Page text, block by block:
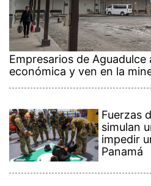
Empresarios de
económica y ven en la
Fuerzas
simulan
impedir
Panamá